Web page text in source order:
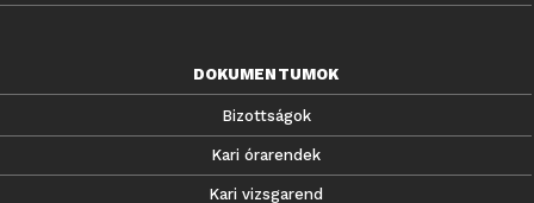
DOKUMENTUMOK
Bizottságok
Kari órarendek
Kari vizsgarend